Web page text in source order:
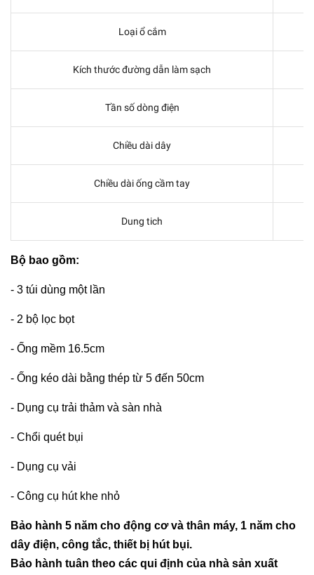
Loại ổ cắm
Kích thước đường dẫn làm sạch
Tần số dòng điện
Chiều dài dây
Chiều dài ống cầm tay
Dung tich
Bộ bao gồm:
- 3 túi dùng một lần
- 2 bộ lọc bọt
- Ống mềm 16.5cm
- Ống kéo dài bằng thép từ 5 đến 50cm
- Dụng cụ trải thảm và sàn nhà
- Chổi quét bụi
- Dụng cụ vải
- Công cụ hút khe nhỏ
Bảo hành 5 năm cho động cơ và thân máy, 1 năm cho
dây điện, công tắc, thiết bị hút bụi.
Bảo hành tuân theo các qui định của nhà sản xuất